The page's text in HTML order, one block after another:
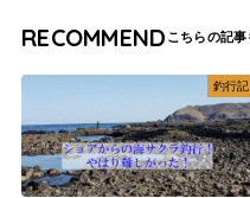
RECOMMEND
釣行記